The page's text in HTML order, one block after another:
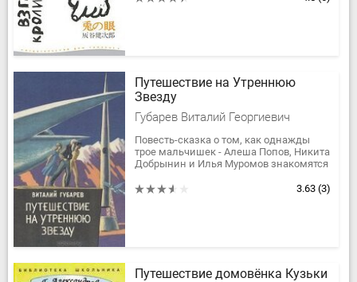
Путешествие на Утреннюю
Звезду
Губарев Виталий Георгиевич
Повесть-сказка о том, как однажды
трое мальчишек - Алеша Попов, Никита
Добрынин и Илья Муромов знакомятся
волшебником. Как оказалось,...
3.63 (3)
Путешествие домовёнка Кузьки